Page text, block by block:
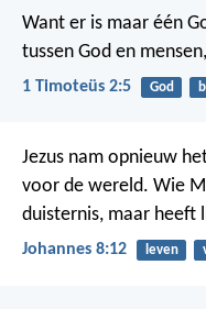
Want er is maar één
tussen God en
1 Timoteüs 2:5 God
Jezus nam opnieuw
voor de wereld. Wie
duisternis, maar heeft
Johannes 8:12 leven